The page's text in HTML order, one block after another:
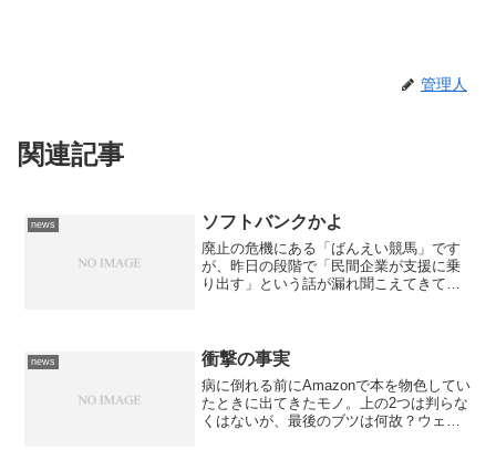
管理人
関連記事
news ソフトバンクかよ
廃止の危機にある「ばんえい競馬」です
が、昨日の段階で「民間企業が支援に乗
り出す」という話が漏れ聞こえてきてい
も所謂IT関連企業の...
news 衝撃の事実
病に倒れる前にAmazonで本を物色してい
たときに出てきたモノ。上の2つは判らな
くはないが、最後のブツは何故？ウェブ